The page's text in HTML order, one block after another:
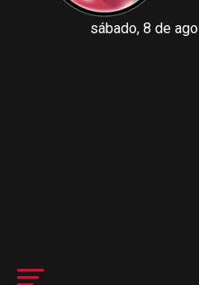
sábado, 8 de